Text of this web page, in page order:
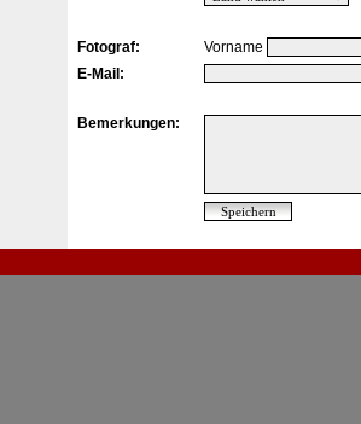
Fotograf:
Vorname
E-Mail:
Bemerkungen: